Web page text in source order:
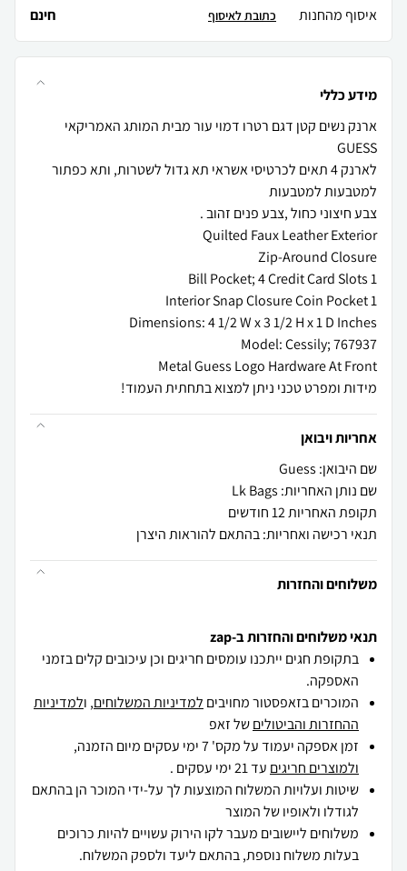
איסוף מהחנות
חינם כתובת לאיסוף
מידע כללי
ארנק נשים קטן דגם רטרו דמוי עור מבית המותג האמריקאי
לארנק 4 תאים לכרטיסי אשראי תא גדול לשטרות, ותא כפתור
מידות ומפרט טכני ניתן למצוא בתחתית העמוד!
אחריות ויבואן
שם היבואן: Guess
שם נותן האחריות: Lk Bags
תקופת האחריות 12 חודשים
תנאי רכישה ואחריות: בהתאם להוראות היצרן
משלוחים והחזרות
תנאי משלוחים והחזרות ב-zap
בתקופת חגים ייתכנו עומסים חריגים וכן עיכובים קלים בזמני
האספקה.
המוכרים בזאפסטור מחויבים למדיניות המשלוחים, ולמדיניות
ההחזרות והביטוליםשל זאפ
זמן אספקה יעמוד על מקס' 7 ימי עסקים מיום הזמנה,
ולמוצרים חריגים עד 21 ימי עסקים .
שיטות ועלויות המשלוח המוצעות לך על-ידי המוכר הן בהתאם
לגודלו ולאופיו של המוצר
משלוחים ליישובים מעבר לקו הירוק עשויים להיות כרוכים
בעלות משלוח נוספת, בהתאם ליעד ולספק המשלוח.